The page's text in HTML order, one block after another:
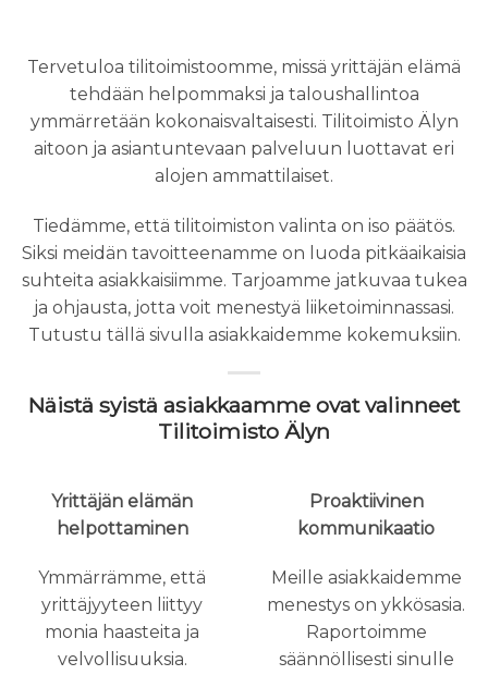
Tervetuloa tilitoimistoomme, missä yrittäjän elämä
tehdään helpommaksi ja taloushallintoa
ymmärretään kokonaisvaltaisesti. Tilitoimisto Älyn
aitoon ja asiantuntevaan palveluun luottavat eri
alojen ammattilaiset.
Tiedämme, että tilitoimiston valinta on iso päätös.
Siksi meidän tavoitteenamme on luoda pitkäaikaisia
suhteita asiakkaisiimme. Tarjoamme jatkuvaa tukea
ja ohjausta, jotta voit menestyä liiketoiminnassasi.
Tutustu tällä sivulla asiakkaidemme kokemuksiin.
Näistä syistä asiakkaamme ovat valinneet
Tilitoimisto Älyn
Yrittäjän elämän
helpottaminen
Ymmärrämme, että
yrittäjyyteen liittyy
monia haasteita ja
velvollisuuksia.
Proaktiivinen
kommunikaatio
Meille asiakkaidemme
menestys on ykkösasia.
Raportoimme
säännöllisesti sinulle